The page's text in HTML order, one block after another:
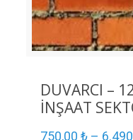
DUVARCI –
İNŞAAT
750,00 ₺–